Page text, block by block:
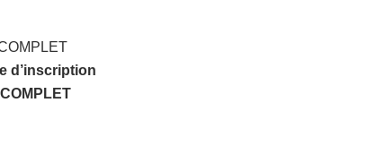
d’inscription
COMPLET